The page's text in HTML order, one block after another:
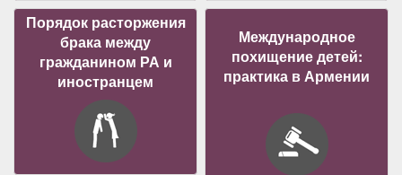
Порядок расторжения
брака между
гражданином РА и
иностранцем
Международное
похищение детей:
практика в Армении